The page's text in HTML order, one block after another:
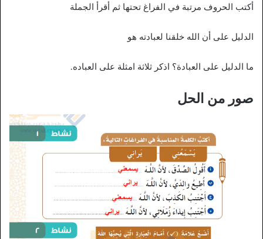
أكتب الحروف مرتبة في الفراغ تحتها ثم أقرأ الجملة
الدليل على أن الله خلقنا لعبادته هو
ما الدليل على العبادة؟ اذكر ثلاثة امثلة على العباده.
صور من الحل